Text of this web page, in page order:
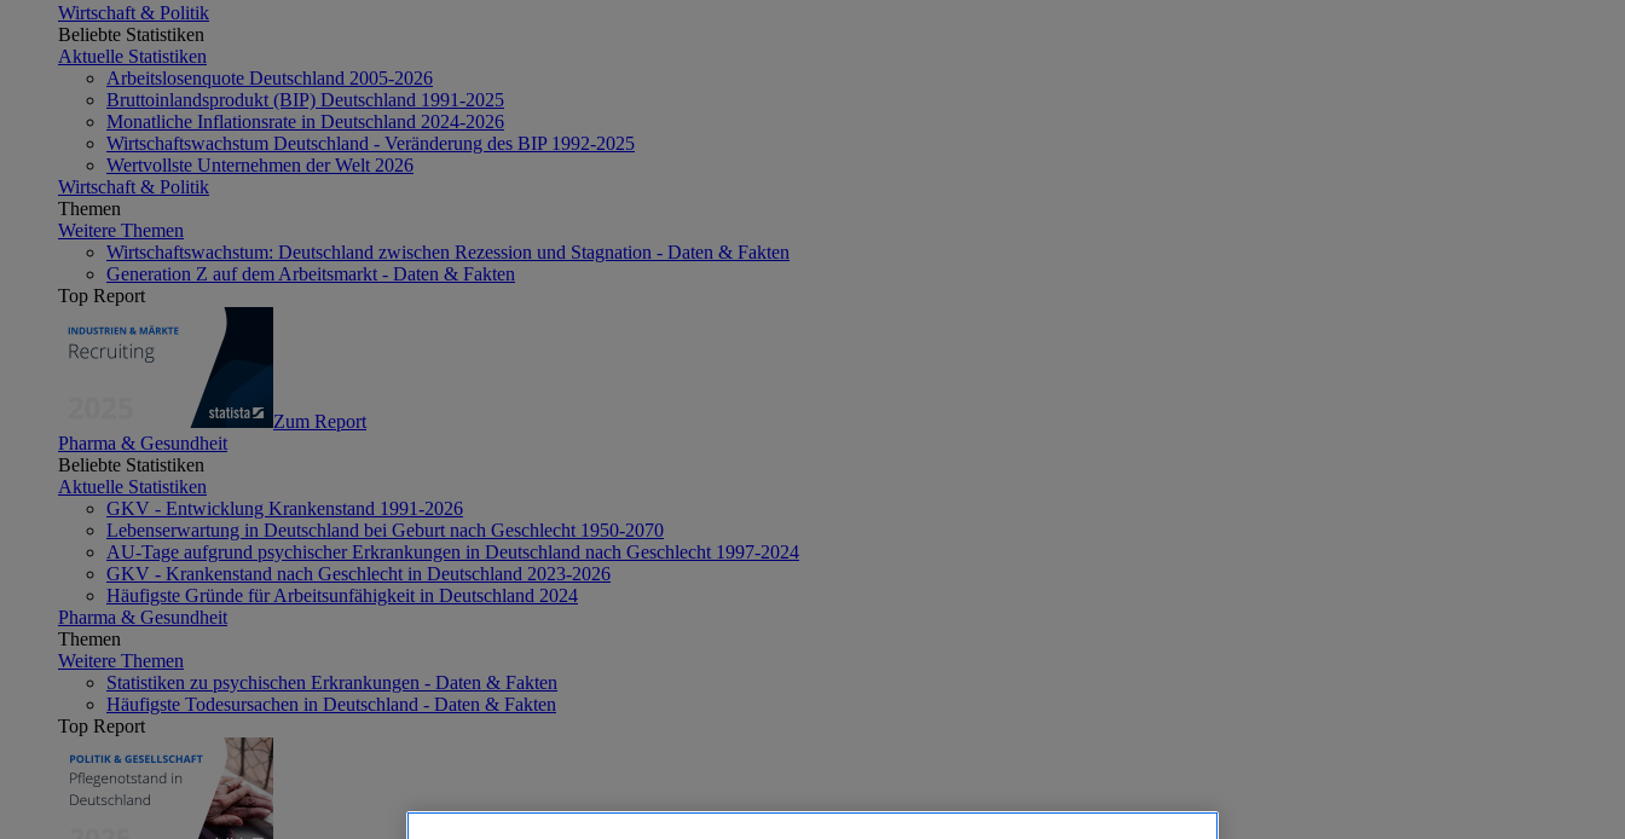
Wirtschaft & Politik
Beliebte Statistiken
Aktuelle Statistiken
Arbeitslosenquote Deutschland 2005-2026
Bruttoinlandsprodukt (BIP) Deutschland 1991-2025
Monatliche Inflationsrate in Deutschland 2024-2026
Wirtschaftswachstum Deutschland - Veränderung des BIP 1992-2025
Wertvollste Unternehmen der Welt 2026
Wirtschaft & Politik
Themen
Weitere Themen
Wirtschaftswachstum: Deutschland zwischen Rezession und Stagnation - Daten & Fakten
Generation Z auf dem Arbeitsmarkt - Daten & Fakten
Top Report
Zum Report
Pharma & Gesundheit
Beliebte Statistiken
Aktuelle Statistiken
GKV - Entwicklung Krankenstand 1991-2026
Lebenserwartung in Deutschland bei Geburt nach Geschlecht 1950-2070
AU-Tage aufgrund psychischer Erkrankungen in Deutschland nach Geschlecht 1997-2024
GKV - Krankenstand nach Geschlecht in Deutschland 2023-2026
Häufigste Gründe für Arbeitsunfähigkeit in Deutschland 2024
Pharma & Gesundheit
Themen
Weitere Themen
Statistiken zu psychischen Erkrankungen - Daten & Fakten
Häufigste Todesursachen in Deutschland - Daten & Fakten
Top Report